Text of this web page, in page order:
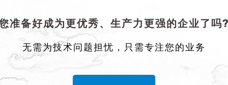
准备好成为更优秀、生产力更强的企业了吗
无需为技术问题担忧，只需专注您的业务